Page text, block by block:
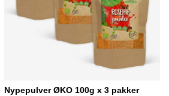
Nypepulver ØKO 100g x 3 pakker